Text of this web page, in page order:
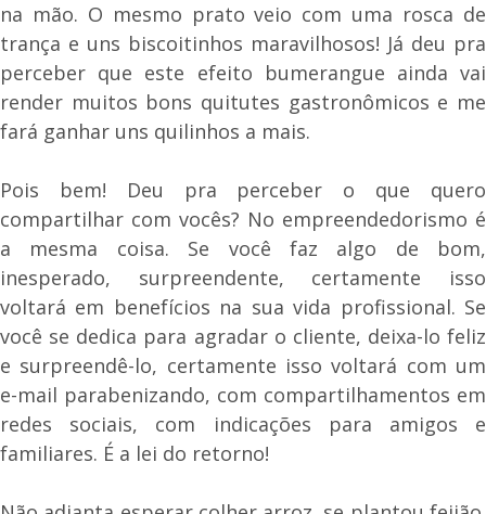
na mão. O mesmo prato veio com uma rosca de
trança e uns biscoitinhos maravilhosos! Já deu pra
perceber que este efeito bumerangue ainda vai
render muitos bons quitutes gastronômicos e me
fará ganhar uns quilinhos a mais.
Pois bem! Deu pra perceber o que quero
compartilhar com vocês? No empreendedorismo é
a mesma coisa. Se você faz algo de bom,
inesperado, surpreendente, certamente isso
voltará em benefícios na sua vida profissional. Se
você se dedica para agradar o cliente, deixa-lo feliz
e surpreendê-lo, certamente isso voltará com um
e-mail parabenizando, com compartilhamentos em
redes sociais, com indicações para amigos e
familiares. É a lei do retorno!